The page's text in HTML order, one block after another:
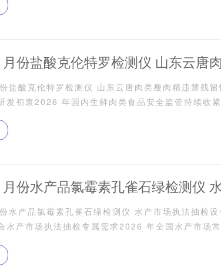
份盐酸克伦特罗检测仪 山东云唐
设备介绍
盐酸克伦特罗检测仪 山东云唐肉类瘦肉精违禁残留
发初衷2026 年国内生鲜肉类食品安全监管持续收紧
份水产品氯霉素孔雀石绿检测仪
点
水产品氯霉素孔雀石绿检测仪 水产市场执法抽检设
水产市场执法抽检专属需求2026 年全国水产市场